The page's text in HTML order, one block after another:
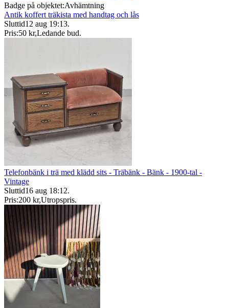
Badge på objektet:Avhämtning
Antik koffert träkista med handtag och lås
Sluttid12 aug 19:13.
Pris:50 kr,Ledande bud.
Telefonbänk i trä med klädd sits - Träbänk - Bänk - 1900-tal -
Vintage
Sluttid16 aug 18:12.
Pris:200 kr,Utropspris.